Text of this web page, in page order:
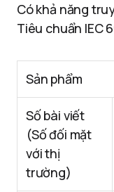
Có khả năng
Tiêu chuẩn IEC
Sản phẩm
Số bài viết
(Số đối mặt
với thị
trường)